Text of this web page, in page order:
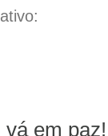
em paz!